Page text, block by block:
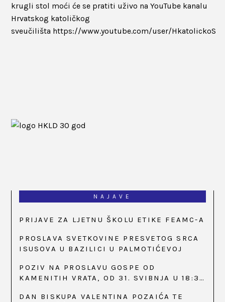
krugli stol moći će se pratiti uživo na YouTube kanalu
Hrvatskog katoličkog
sveučilišta https://www.youtube.com/user/HkatolickoS
NAJAVE
PRIJAVE ZA LJETNU ŠKOLU ETIKE FEAMC-A
PROSLAVA SVETKOVINE PRESVETOG SRCA
ISUSOVA U BAZILICI U PALMOTIĆEVOJ
POZIV NA PROSLAVU GOSPE OD
KAMENITIH VRATA, OD 31. SVIBNJA U 18:30
DAN BISKUPA VALENTINA POZAIĆA TE